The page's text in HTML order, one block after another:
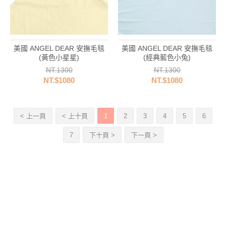
美國 ANGEL DEAR 安撫毛毯
(黃色小星星)
NT.1300
NT.$1080
美國 ANGEL DEAR 安撫毛毯
(經典藍色小兔)
NT.1300
NT.$1080
< 上一頁 < 上十頁 1 2 3 4 5 6
7 下十頁 > 下一頁 >